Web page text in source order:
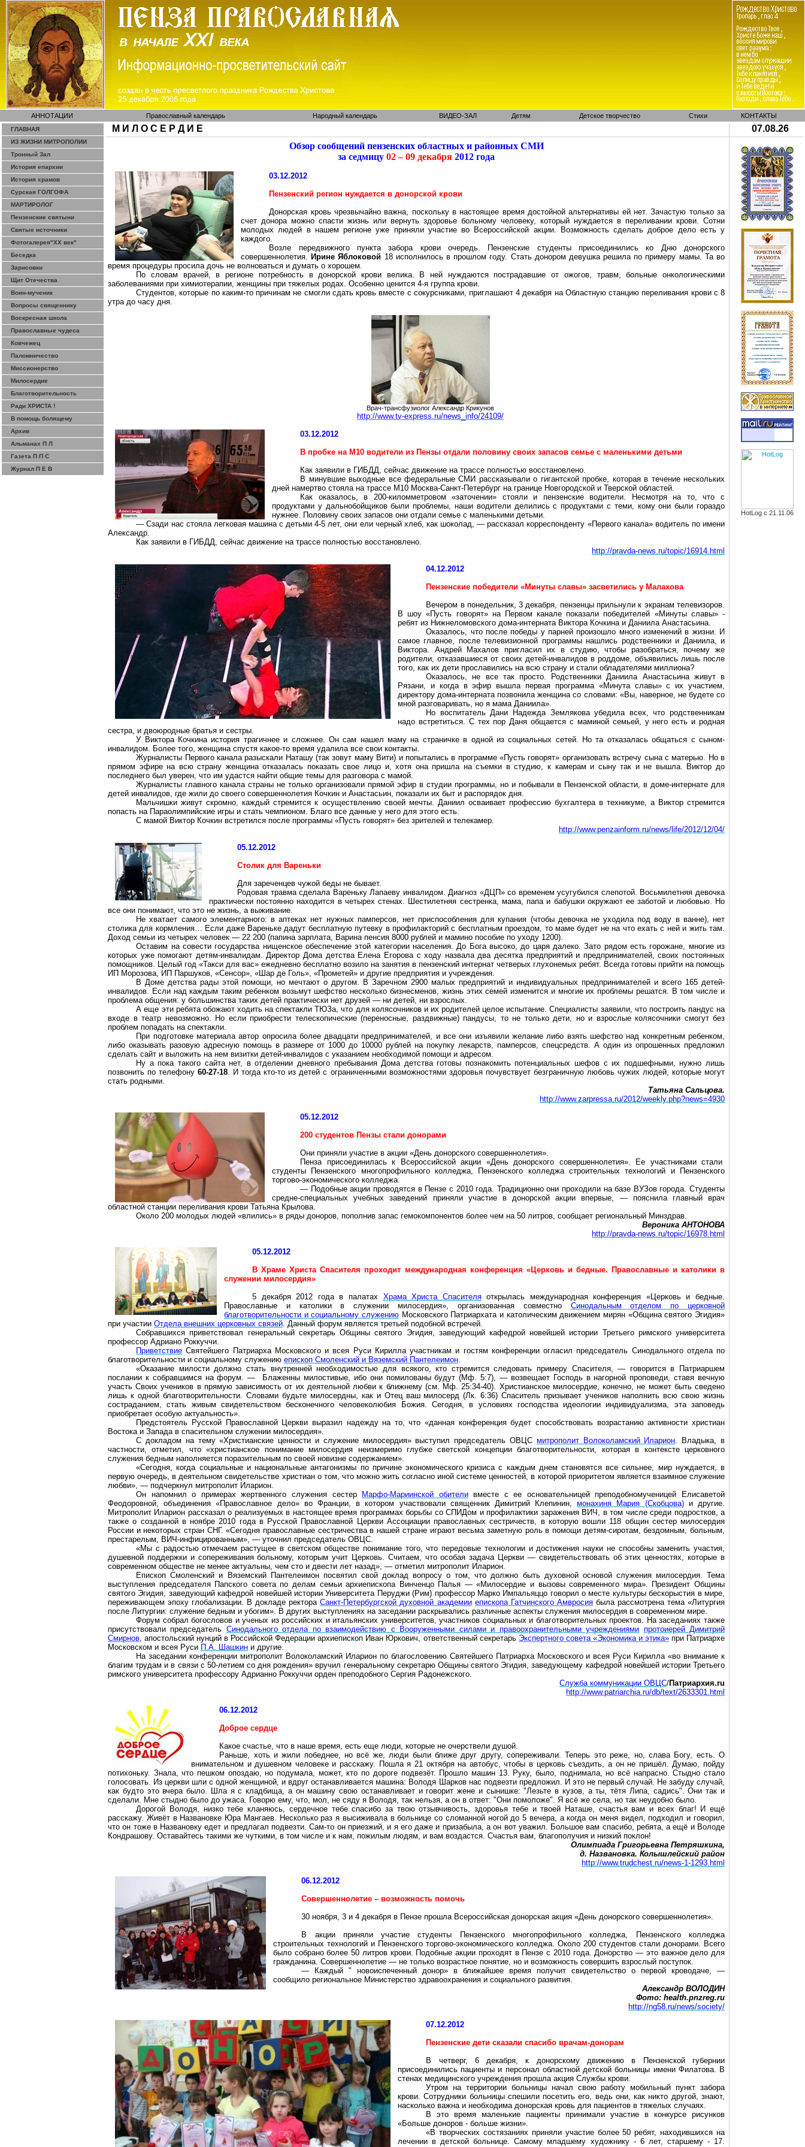
АННОТАЦИИ Православный календарь Народный календарь ВИДЕО-ЗАЛ Детям Детское творчество Стихи КОНТАКТЫ
ГЛАВНАЯ
ИЗ ЖИЗНИ МИТРОПОЛИИ
Тронный Зал
История епархии
История храмов
Сурская ГОЛГОФА
МАРТИРОЛОГ
Пензенские святыни
Святые источники
Фотогалерея"ХХ век"
Беседка
Зарисовки
Щит Отечества
Воин-мученик
Вопросы священнику
Воскресная школа
Православные чудеса
Ковчежец
Паломничество
Миссионерство
Милосердие
Благотворительность
Ради ХРИСТА !
В помощь болящему
Архив
Альманах П Л
Газета П П С
Журнал П Е В
М И Л О С Е Р Д И Е
07.08.26
Обзор сообщений пензенских областных и районных СМИ
за седмицу 02 – 09 декабря 2012 года
03.12.2012
Пензенский регион нуждается в донорской крови
Донорская кровь чрезвычайно важна, поскольку в настоящее время достойной альтернативы ей нет. Зачастую только за
счет донора можно спасти жизнь или вернуть здоровье больному человеку, который нуждается в переливании крови. Сотни
молодых людей в нашем регионе уже приняли участие во Всероссийской акции. Возможность сделать доброе дело есть у
каждого.
Возле передвижного пункта забора крови очередь. Пензенские студенты присоединились ко Дню донорского
совершеннолетия. Ирине Яблоковой 18 исполнилось в прошлом году. Стать донором девушка решила по примеру мамы. Та во
время процедуры просила дочь не волноваться и думать о хорошем.
По словам врачей, в регионе потребность в донорской крови велика. В ней нуждаются пострадавшие от ожогов, травм, больные онкологическими
заболеваниями при химиотерапии, женщины при тяжелых родах. Особенно ценится 4-я группа крови.
Студентов, которые по каким-то причинам не смогли сдать кровь вместе с сокурсниками, приглашают 4 декабря на Областную станцию переливания крови с 8
утра до часу дня.
Врач-трансфузиолог Александр Крикунов
http://www.tv-express.ru/news_info/24109/
03.12.2012
В пробке на М10 водители из Пензы отдали половину своих запасов семье с маленькими детьми
Как заявили в ГИБДД, сейчас движение на трассе полностью восстановлено.
В минувшие выходные все федеральные СМИ рассказывали о гигантской пробке, которая в течение нескольких
дней намертво стояла на трассе М10 Москва-Санкт-Петербург на границе Новгородской и Тверской областей.
Как оказалось, в 200-киломметровом «заточении» стояли и пензенские водители. Несмотря на то, что с
продуктами у дальнобойщиков были проблемы, наши водители делились с продуктами с теми, кому они были гораздо
нужнее. Половину своих запасов они отдали семье с маленькими детьми.
— Сзади нас стояла легковая машина с детьми 4-5 лет, они ели черный хлеб, как шоколад, — рассказал корреспонденту «Первого канала» водитель по имени
Александр.
Как заявили в ГИБДД, сейчас движение на трассе полностью восстановлено.
http://pravda-news.ru/topic/16914.html
04.12.2012
Пензенские победители «Минуты славы» засветились у Малахова
Вечером в понедельник, 3 декабря, пензенцы прильнули к экранам телевизоров.
В шоу «Пусть говорят» наПервом канале показали победителей «Минуты славы» -
ребят из Нижнеломовского дома-интерната Виктора Кочкина и Даниила Анастасьина.
Оказалось, что после победы у парней произошло много изменений в жизни. И
самое главное, после телевизионной программы нашлись родственники и Даниила, и
Виктора. Андрей Махалов пригласил их в студию, чтобы разобраться, почему же
родители, отказавшиеся от своих детей-инвалидов в роддоме, объявились лишь после
того, как их дети прославились на всю страну и стали обладателями миллиона?
Оказалось, не все так просто. Родственники Даниила Анастасьина живут в
Рязани, и когда в эфир вышла первая программа «Минута славы» с их участием,
директору дома-интерната позвонила женщина со словами: «Вы, наверное, не будете со
мной разговаривать, но я мама Даниила».
Но воспитатель Дани Надежда Землякова убедила всех, что родственникам
надо встретиться. С тех пор Даня общается с маминой семьей, у него есть и родная
сестра, и двоюродные братья и сестры.
У Виктора Кочкина история трагичнее и сложнее. Он сам нашел маму на страничке в одной из социальных сетей. Но та отказалась общаться с сыном-
инвалидом. Более того, женщина спустя какое-то время удалила все свои контакты.
Журналисты Первого канала разыскали Наташу (так зовут маму Вити) и попытались в программе «Пусть говорят» организовать встречу сына с матерью. Но в
прямом эфире на всю страну женщина отказалась показать свое лицо и, хотя она пришла на съемки в студию, к камерам и сыну так и не вышла. Виктор до
последнего был уверен, что им удастся найти общие темы для разговора с мамой.
Журналисты главного канала страны не только организовали прямой эфир в студии программы, но и побывали в Пензенской области, в доме-интернате для
детей инвалидов, где жили до своего совершеннолетия Кочкин и Анастасьин, показали их быт и распорядок дня.
Мальчишки живут скромно, каждый стремится к осуществлению своей мечты. Даниил осваивает профессию бухгалтера в техникуме, а Виктор стремится
попасть на Параолимпийские игры и стать чемпионом. Благо все данные у него для этого есть.
С мамой Виктор Кочкин встретился после программы «Пусть говорят» без зрителей и телекамер.
http://www.penzainform.ru/news/life/2012/12/04/
05.12.2012
Столик для Вареньки
Для зареченцев чужой беды не бывает.
Родовая травма сделала Вареньку Лапаеву инвалидом. Диагноз «ДЦП» со временем усугубился слепотой. Восьмилетняя девочка
практически постоянно находится в четырех стенах. Шестилетняя сестренка, мама, папа и бабушки окружают ее заботой и любовью. Но
все они понимают, что это не жизнь, а выживание.
Не хватает самого элементарного: в аптеках нет нужных памперсов, нет приспособления для купания (чтобы девочка не уходила под воду в ванне), нет
столика для кормления… Если даже Вареньке дадут бесплатную путевку в профилакторий с бесплатным проездом, то маме будет не на что ехать с ней и жить там.
Доход семьи из четырех человек — 22 200 (папина зарплата, Варина пенсия 8000 рублей и мамино пособие по уходу 1200).
Оставим на совести государства нищенское обеспечение этой категории населения. До Бога высоко, до царя далеко. Зато рядом есть горожане, многие из
которых уже помогают детям-инвалидам. Директор Дома детства Елена Егорова с ходу назвала два десятка предприятий и предпринимателей, своих постоянных
помощников. Целый год «Такси для вас» ежедневно бесплатно возило на занятия в пензенский интернат четверых глухонемых ребят. Всегда готовы прийти на помощь
ИП Морозова, ИП Паршуков, «Сенсор», «Шар де Голь», «Прометей» и другие предприятия и учреждения.
В Доме детства рады этой помощи, но мечтаюто другом. ВЗаречном 2900 малых предприятий и индивидуальных предпринимателей и всего 165 детей-
инвалидов. Если над каждым таким ребенком возьмут шефство несколько бизнесменов, жизнь этих семей изменится и многие их проблемы решатся. В том числе и
проблема общения: у большинства таких детей практически нет друзей — ни детей, ни взрослых.
А еще эти ребята обожают ходить на спектакли ТЮЗа, что для колясочников и их родителей целое испытание. Специалисты заявили, что построить пандус на
входе в театр невозможно. Но если приобрести телескопические (переносные, раздвижные) пандусы, то не только дети, но и взрослые колясочники смогут без
проблем попадать на спектакли.
При подготовке материала автор опросила более двадцати предпринимателей, и все они изъявили желание либо взять шефство над конкретным ребенком,
либо оказывать разовую адресную помощь в размере от 1000 до 10000 рублей на покупку лекарств, памперсов, спецсредств. А один из опрошенных предложил
сделать сайт и выложить на нем визитки детей-инвалидов с указанием необходимой помощи и адресом.
Ну а пока такого сайта нет, в отделении дневного пребывания Дома детства готовы познакомить потенциальных шефов с их подшефными, нужно лишь
позвонить по телефону60-27-18. И тогда кто-то из детей с ограниченными возможностями здоровья почувствует безграничную любовь чужих людей, которые могут
стать родными.
Татьяна Сальцова.
http://www.zarpressa.ru/2012/weekly.php?news=4930
05.12.2012
200 студентов Пензы стали донорами
Они приняли участие в акции «День донорского совершеннолетия».
Пенза присоединилась к Всероссийской акции «День донорского совершеннолетия». Ее участниками стали
студенты Пензенского многопрофильного колледжа, Пензенского колледжа строительных технологий и Пензенского
торгово-экономического колледжа.
— Подобные акции проводятся в Пензе с 2010 года. Традиционно они проходили на базе ВУЗов города. Студенты
средне-специальных учебных заведений приняли участие в донорской акции впервые, — пояснила главный врач
областной станции переливания крови Татьяна Крылова.
Около 200 молодых людей «влились» в ряды доноров, пополнив запас гемокомпонентов более чем на50 литров, сообщает региональный Минздрав.
Вероника АНТОНОВА
http://pravda-news.ru/topic/16978.html
05.12.2012
В Храме Христа Спасителя проходит международная конференция «Церковь и бедные. Православные и католики в
служении милосердия»
5 декабря 2012 года в палатах Храма Христа Спасителяоткрылась международная конференция «Церковь и бедные.
Православные и католики в служении милосердия», организованная совместно Синодальным отделом по церковной
благотворительности и социальному служению Московского Патриархата и католическим движением мирян «Община святого Эгидия»
при участии Отдела внешних церковных связей. Данный форум является третьей подобной встречей.
Собравшихся приветствовал генеральный секретарь Общины святого Эгидия, заведующий кафедрой новейшей истории Третьего римского университета
профессор Адриано Роккуччи.
Приветствие Святейшего Патриарха Московского и всея Руси Кирилла участникам и гостям конференции огласил председатель Синодального отдела по
благотворительности и социальному служению епископ Смоленский и Вяземский Пантелеимон.
«Оказание милости должно стать внутренней необходимостью для всякого, кто стремится следовать примеру Спасителя, — говорится в Патриаршем
послании к собравшимсяна форум. — Блаженны милостивые, ибо они помилованы будут (Мф. 5:7), — возвещает Господь в нагорной проповеди, ставя вечную
участь Своих учеников в прямую зависимость от их деятельной любви к ближнему (см. Мф. 25:34-40). Христианское милосердие, конечно, не может быть сведено
лишь к одной благотворительности. Словами будьте милосердны, как и Отец ваш милосерд (Лк. 6:36) Спаситель призывает учеников наполнить всю свою жизнь
состраданием, стать живым свидетельством бесконечного человеколюбия Божия. Сегодня, в условиях господства идеологии индивидуализма, эта заповедь
приобретает особую актуальность».
Предстоятель Русской Православной Церкви выразил надежду на то, что «данная конференция будет способствовать возрастанию активности христиан
Востока и Запада в спасительном служении милосердия».
С докладом на тему «Христианские ценности и служение милосердия» выступил председатель ОВЦС митрополит Волоколамский Иларион. Владыка, в
частности, отметил, что «христианское понимание милосердия неизмеримо глубже светской концепции благотворительности, которая в контексте церковного
служения бедным наполняется поразительным по своей новизне содержанием».
«Сегодня, когда социальные и национальные антагонизмы по причине экономического кризиса с каждым днем становятся все сильнее, мир нуждается, в
первую очередь, в деятельном свидетельстве христиан о том, что можно жить согласно иной системе ценностей, в которой приоритетом является взаимное служение
любви», — подчеркнул митрополит Иларион.
Он напомнил о примерах жертвенного служения сестер
Марфо-Мариинской обителивместе с ее основательницей преподобномученицей Елисаветой
Феодоровной, объединения «Православное дело» во Франции, в котором участвовали священник Димитрий Клепинин,монахиня Мария (Скобцова)и другие.
Митрополит Иларион рассказал о реализуемых в настоящее время программах борьбы со СПИДом и профилактики заражения ВИЧ, в том числе среди подростков, а
также о созданной в ноябре 2010 года в Русской Православной Церкви Ассоциации православных сестричеств, в которую вошли 118 общин сестер милосердия
России и некоторых стран СНГ. «Сегодня православные сестричества в нашей стране играют весьма заметную роль в помощи детям-сиротам, бездомным, больным,
престарелым, ВИЧ-инфицированным», — уточнил председатель ОВЦС.
«Мы с радостью отмечаем растущее в светском обществе понимание того, что передовые технологии и достижения науки не способны заменить участия,
душевной поддержки и сопереживания больному, которым учит Церковь. Считаем, что особая задача Церкви — свидетельствовать об этих ценностях, которые в
современном обществе не менее актуальны, чем сто и двести лет назад», — отметил митрополит Иларион.
Епископ Смоленский и Вяземский Пантелеимон посвятил свой доклад вопросу о том, что должно быть духовной основой служения милосердия. Тема
выступления председателя Папского совета по делам семьи архиепископа Винченцо Палья — «Милосердие и вызовы современного мира». Президент Общины
святого Эгидия, заведующий кафедрой новейшей истории Университета Перуджи (Рим) профессор Марко Импальяццо говорил о месте культуры бескорыстия в мире,
переживающем эпоху глобализации. В докладе ректораСанкт-Петербургской духовной академии епископа Гатчинского Амвросиябыла рассмотрена тема «Литургия
после Литургии: служение бедным и убогим». В других выступлениях на заседании раскрывались различные аспекты служения милосердия в современном мире.
Форум собрал богословов и ученых из российских и итальянских университетов, участников социальных и благотворительных проектов. На заседаниях также
присутствовали председатель Синодального отдела по взаимодействию с Вооруженными силами и правоохранительными учреждениями протоиерей Димитрий
Смирнов, апостольский нунций в Российской Федерации архиепископ Иван Юркович, ответственный секретарь Экспертного совета «Экономика и этика»при Патриархе
Московском и всея Руси П.А. Шашкин и другие.
На заседании конференции митрополит Волоколамский Иларион по благословению Святейшего Патриарха Московского и всея Руси Кирилла «во внимание к
благим трудам и в связи с 50-летием со дня рождения» вручил генеральному секретарю Общины святого Эгидия, заведующему кафедрой новейшей историиТретьего
римского университета профессору Адрианно Роккуччи орден преподобного Сергия Радонежского.
Служба коммуникации ОВЦС/Патриархия.ru
http://www.patriarchia.ru/db/text/2633301.html
06.12.2012
Доброе сердце
Какое счастье, что в наше время, есть еще люди, которые не очерствели душой.
Раньше, хоть и жили победнее, но всё же, люди были ближе друг другу, сопереживали. Теперь это реже, но, слава Богу, есть. О
внимательном и душевном человеке и расскажу. Пошла я 21 октября на автобус, чтобы в церковь съездить, а он не пришёл. Думаю, пойду
потихоньку. Знала, что пешком опоздаю, но подумала, может, кто по дороге подвезёт. Прошло машин 13. Руку, было, поднимала, но всё напрасно. Стыдно стало
голосовать. Из церкви шли с одной женщиной, и вдруг останавливается машина: Володя Шарков нас подвезти предложил. И это не первый случай. Не забуду случай,
как будто это вчера было. Шла я с кладбища, а он машину свою останавливает и говорит жене и сынишке: "Лезьте в кузов, а ты, тётя Липа, садись". Они так и
сделали. Мне стыдно было до ужаса. Говорю ему, что, мол, не сяду я Володя, так нельзя, а он в ответ: "Они помоложе". Я всё же села, но так неудобно было.
Дорогой Володя, низко тебе кланяюсь, сердечное тебе спасибо за твою отзывчивость, здоровья тебе и твоей Наташе, счастья вам и всех благ! И ещё
расскажу. Живёт в Названовке Юра Мангаев. Несколько раз я высиживала в больнице со сломанной ногой до 5 вечера, а когда он меня видел, подходил и говорил,
что он тоже в Названовку едет и предлагал подвезти. Сам-то он приезжий, и я его даже и призабыла, а он вот уважил. Большое вам спасибо, ребята, а ещё и Володе
Кондрашову. Оставайтесь такими же чуткими, в том числе и к нам, пожилым людям, и вам воздастся. Счастья вам, благополучия и низкий поклон!
Олимпиада Григорьевна Петряшкина,
д. Названовка. Колышлейский район
http://www.trudchest.ru/news-1-1293.html
06.12.2012
Совершеннолетие – возможность помочь
30 ноября, 3 и 4 декабря в Пензе прошла Всероссийская донорская акция «День донорского совершеннолетия».
В акции приняли участие студенты Пензенского многопрофильного колледжа, Пензенского колледжа
строительных технологий и Пензенского торгово-экономического колледжа. Около 200 студентов стали донорами. Всего
было собрано более50 литровкрови. Подобные акции проходят в Пензе с 2010 года. Донорство — это важное дело для
гражданина. Совершеннолетие — не только возрастное понятие, но и возможность совершить взрослый поступок.
— Каждый " новоиспеченный донор» в ближайшее время получит свидетельство о первой кроводаче, —
сообщило региональное Министерство здравоохранения и социального развития.
Александр ВОЛОДИН
Фото: health.pnzreg.ru
http://ng58.ru/news/society/
07.12.2012
Пензенские дети сказали спасибо врачам-донорам
В четверг, 6 декабря, к донорскому движению в Пензенской губернии
присоединились пациенты и персонал областной детской больницы имени Филатова. В
стенах медицинского учреждения прошла акция Службы крови.
Утром на территории больницы начал свою работу мобильный пункт забора
крови. Сотрудники больницы спешили посетить его, ведь они, как никто другой, знают,
насколько важна и необходима донорская кровь для пациентов в тяжелых случаях.
В это время маленькие пациенты принимали участие в конкурсе рисунков
«Больше доноров - больше жизни».
«В творческих состязаниях приняли участие более 50 ребят, находившихся на
лечении в детской больнице. Самому младшему художнику - 6 лет, старшему - 17.
HotLog с 21.11.06